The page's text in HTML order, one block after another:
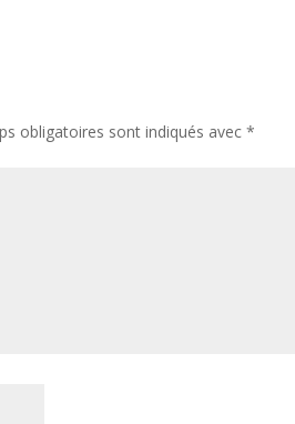
obligatoires sont indiqués avec *